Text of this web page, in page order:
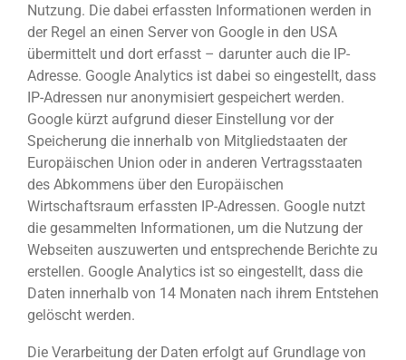
Nutzung. Die dabei erfassten Informationen werden in
der Regel an einen Server von Google in den USA
übermittelt und dort erfasst – darunter auch die IP-
Adresse. Google Analytics ist dabei so eingestellt, dass
IP-Adressen nur anonymisiert gespeichert werden.
Google kürzt aufgrund dieser Einstellung vor der
Speicherung die innerhalb von Mitgliedstaaten der
Europäischen Union oder in anderen Vertragsstaaten
des Abkommens über den Europäischen
Wirtschaftsraum erfassten IP-Adressen. Google nutzt
die gesammelten Informationen, um die Nutzung der
Webseiten auszuwerten und entsprechende Berichte zu
erstellen. Google Analytics ist so eingestellt, dass die
Daten innerhalb von 14 Monaten nach ihrem Entstehen
gelöscht werden.
Die Verarbeitung der Daten erfolgt auf Grundlage von